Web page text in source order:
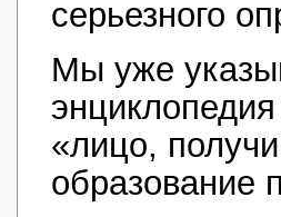
серьезного
Мы уже
«лицо,
образование